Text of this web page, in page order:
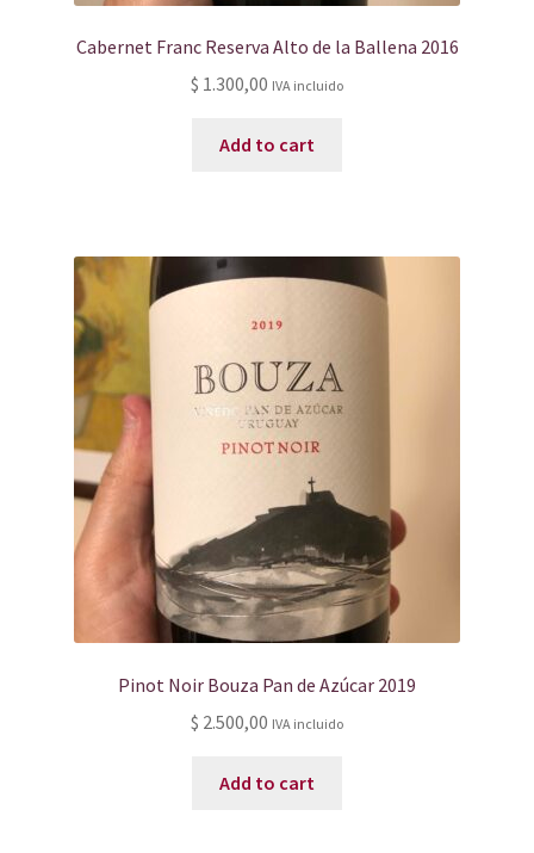
Cabernet Franc Reserva Alto de la Ballena 2016
$ 1.300,00 IVA incluido
Add to cart
Pinot Noir Bouza Pan de Azúcar 2019
$ 2.500,00 IVA incluido
Add to cart